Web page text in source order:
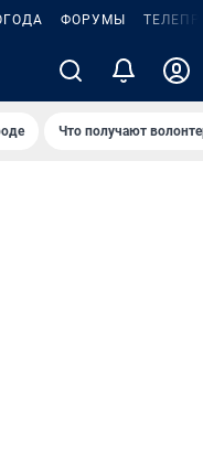
ФОРУМЫ
Что получают